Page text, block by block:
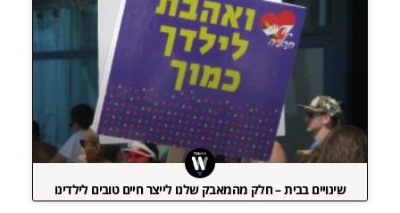
שינויים בבית – חלק מהמאבק שלנו לייצר חיים טובים לילדינו